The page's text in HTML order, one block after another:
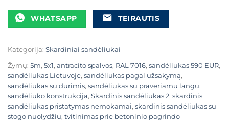
WHATSAPP TEIRAUTIS
Kategorija: Skardiniai sandėliukai
Žymų: 5m, 5x1, antracito spalvos, RAL 7016, sandėliukas 590 EUR,
sandėliukas Lietuvoje, sandėliukas pagal užsakymą,
sandėliukas su durimis, sandėliukas su praveriamu langu,
sandėliuko konstrukcija, Skardinis sandėliukas 2, skardinis
sandėliukas pristatymas nemokamai, skardinis sandėliukas su
stogo nuolydžiu, tvitinimas prie betoninio pagrindo